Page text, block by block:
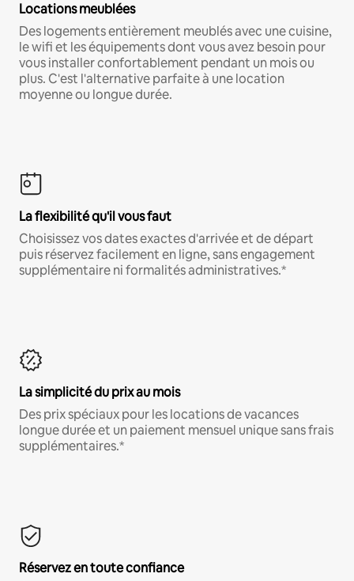
Locations meublées
Des logements entièrement meublés avec une cuisine,
le wifi et les équipements dont vous avez besoin pour
vous installer confortablement pendant un mois ou
plus. C'est l'alternative parfaite à une location
moyenne ou longue durée.
La flexibilité qu'il vous faut
Choisissez vos dates exactes d'arrivée et de départ
puis réservez facilement en ligne, sans engagement
supplémentaire ni formalités administratives.*
La simplicité du prix au mois
Des prix spéciaux pour les locations de vacances
longue durée et un paiement mensuel unique sans frais
supplémentaires.*
Réservez en toute confiance